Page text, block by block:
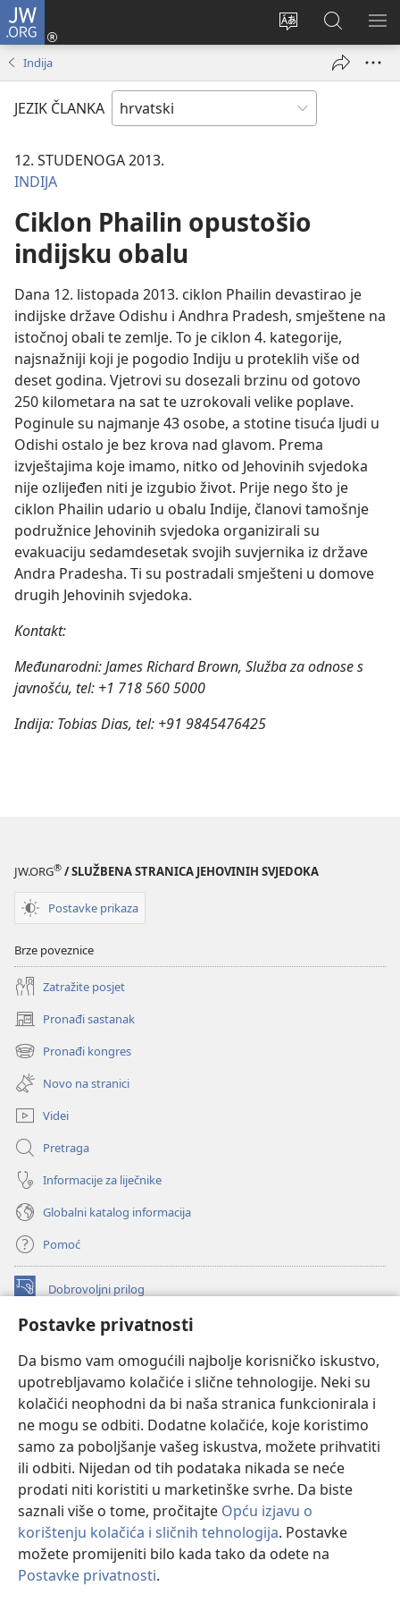
Postavke privatnosti
Da bismo vam omogućili najbolje korisničko iskustvo,
upotrebljavamo kolačiće i slične tehnologije. Neki su
kolačići neophodni da bi naša stranica funkcionirala i
ne mogu se odbiti. Dodatne kolačiće, koje koristimo
samo za poboljšanje vašeg iskustva, možete prihvatiti
ili odbiti. Nijedan od tih podataka nikada se neće
prodati niti koristiti u marketinške svrhe. Da biste
saznali više o tome, pročitajte Opću izjavu o
korištenju kolačića i sličnih tehnologija. Postavke
možete promijeniti bilo kada tako da odete na
Postavke privatnosti.
JW.ORG
Promijeni
Prijava
(otvara
prozor)
JW.ORG
|
Pretraga
Indija
JEZIK ČLANKA
12. STUDENOGA 2013.
INDIJA
Ciklon Phailin opustošio
indijsku obalu
Dana 12. listopada 2013. ciklon Phailin devastirao je
indijske države Odishu i Andhra Pradesh, smještene na
istočnoj obali te zemlje. To je ciklon 4. kategorije,
najsnažniji koji je pogodio Indiju u proteklih više od
deset godina. Vjetrovi su dosezali brzinu od gotovo
250 kilometara na sat te uzrokovali velike poplave.
Poginule su najmanje 43 osobe, a stotine tisuća ljudi u
Odishi ostalo je bez krova nad glavom. Prema
izvještajima koje imamo, nitko od Jehovinih svjedoka
nije ozlijeđen niti je izgubio život. Prije nego što je
ciklon Phailin udario u obalu Indije, članovi tamošnje
podružnice Jehovinih svjedoka organizirali su
evakuaciju sedamdesetak svojih suvjernika iz države
Andra Pradesha. Ti su postradali smješteni u domove
drugih Jehovinih svjedoka.
Kontakt:
Međunarodni: James Richard Brown, Služba za odnose s
javnošću, tel: +1 718 560 5000
Indija: Tobias Dias, tel: +91 9845476425
JW.ORG® / SLUŽBENA STRANICA JEHOVINIH SVJEDOKA
Postavke prikaza
Brze poveznice
Zatražite posjet
Pronađi sastanak
(otvara
se
novi
prozor)
Pronađi kongres
(otvara
se
novi
prozor)
Novo na stranici
Videi
Pretraga
Informacije za liječnike
Globalni katalog informacija
Pomoć
Dobrovoljni prilog
(otvara
novi
INTERNETSKA BIBLIOTEKA Watchtower
se
novi
prozor)
JW Hub
(otvara
se
novi
JW Library
Watchtower Library
Copyright© 2026 Watch Tower Bible and Tract Society of Pennsylvania.
UVJETI KORIŠTENJA|